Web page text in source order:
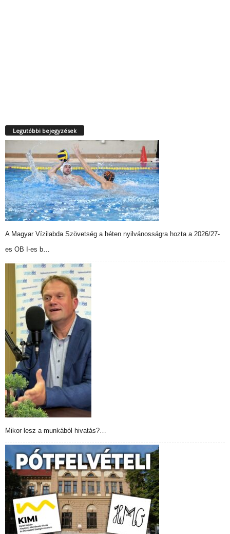
Legutóbbi bejegyzések
A Magyar Vízilabda Szövetség a héten nyilvánosságra hozta a 2026/27-
es OB I-es b…
Mikor lesz a munkából hivatás?…